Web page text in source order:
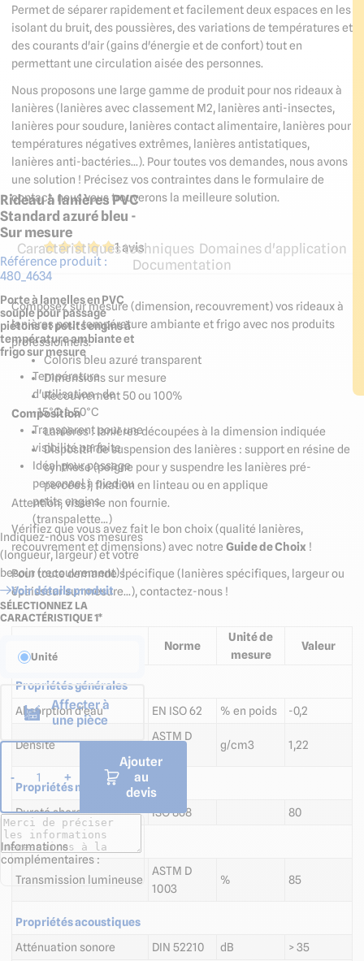
Rideau à lanières PVC
Standard azuré bleu -
Sur mesure
1 avis
Référence produit :
480_4634
Porte à lamelles en PVC
souple pour passage
piétons et petits engins à
température ambiante et
frigo sur mesure
Température
d'utilisation : de
-15°C à 50°C
Transparent pour une
visibilité parfaite
Idéal pour passage
personnel à pied ou
petits engins
(transpalette...)
Indiquez-nous vos mesures
(longueur, largeur) et votre
besoin (recouvrement) !
Voir détails produit
SÉLECTIONNEZ LA
CARACTÉRISTIQUE 1*
Unité
Affecter à
une pièce
- 1 +
Ajouter
au
devis
Informations
complémentaires :
Permet de séparer rapidement et facilement deux espaces en les
isolant du bruit, des poussières, des variations de températures et
des courants d'air (gains d'énergie et de confort) tout en
permettant une circulation aisée des personnes.
Nous proposons une large gamme de produit pour nos rideaux à
lanières (lanières avec classement M2, lanières anti-insectes,
lanières pour soudure, lanières contact alimentaire, lanières pour
températures négatives extrêmes, lanières antistatiques,
lanières anti-bactéries...). Pour toutes vos demandes, nous avons
une solution ! Précisez vos contraintes dans le formulaire de
contact, nous vous trouverons la meilleure solution.
Caractéristiques techniques Domaines d'application
Documentation
Composez sur mesure (dimension, recouvrement) vos rideaux à
lanières pour température ambiante et frigo avec nos produits
professionnels.
Coloris bleu azuré transparent
Dimensions sur mesure
Recouvrement 50 ou 100%
Composition
Lanières :lanières découpées à la dimension indiquée
Dispositif de suspension des lanières : support en résine de
synthèse (peigne pour y suspendre les lanières pré-
percées), fixation en linteau ou en applique
Attention, visserie non fournie.
Vérifiez que vous avez fait le bon choix (qualité lanières,
recouvrement et dimensions) avec notre Guide de Choix !
Pour toute demande spécifique (lanières spécifiques, largeur ou
épaisseur sur mesure...), contactez-nous !
Norme
Unité de
mesure
Valeur
Propriétés générales
Absorption d'eau
EN ISO 62 % en poids -0,2
Densité
ASTM D
g/cm3 1,22
Propriétés mécaniques
Dureté shore
ISO 868 80
Propriétés optiques
Transmission lumineuse
ASTM D
1003
% 85
Propriétés acoustiques
Atténuation sonore
DIN 52210 dB > 35